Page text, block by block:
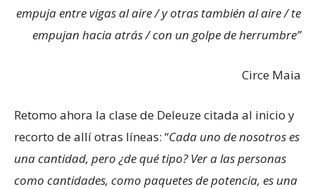
empuja entre vigas al aire / y otras también al aire / te
empujan hacia atrás / con un golpe de herrumbre”
Circe Maia
Retomo ahora la clase de Deleuze citada al inicio y
recorto de allí otras líneas: “Cada uno de nosotros es
una cantidad, pero ¿de qué tipo? Ver a las personas
como cantidades, como paquetes de potencia, es una